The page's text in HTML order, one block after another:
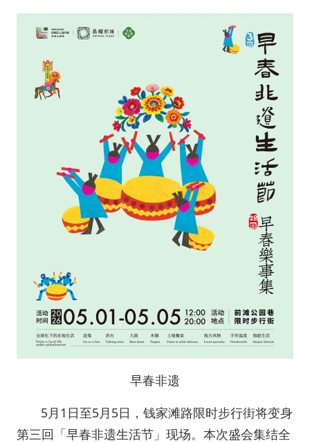
早春非遗
5月1日至5月5日，钱家滩路限时步行街将变身
第三回「早春非遗生活节」现场。本次盛会集结全